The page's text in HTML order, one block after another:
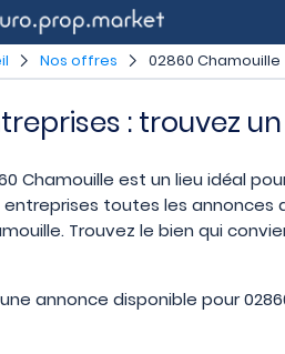
Nos offres 02860 Chamouille
: trouvez
Chamouille est un lieu idéal
toutes les annonces
Trouvez le bien qui
annonce disponible pour